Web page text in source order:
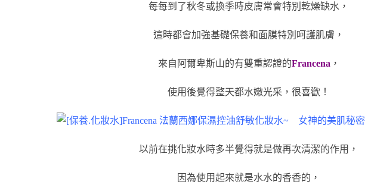
每每到了秋冬或換季時皮膚常會特別乾燥缺水，
這時都會加強基礎保養和面膜特別呵護肌膚，
來自阿爾卑斯山的有雙重認證的Francena ，
使用後覺得整天都水嫩光采，很喜歡！
以前在挑化妝水時多半覺得就是做再次清潔的作用，
因為使用起來就是水水的香香的，